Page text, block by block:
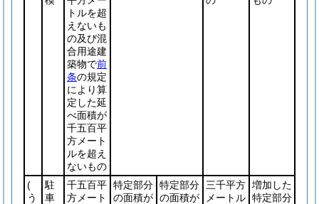
トルを超
えないも
の及び混
合用途建
築物で前
条の規定
により算
定した延
べ面積が
千五百平
方メート
ルを超え
ないもの
(
う
駐
車
千五百平
方メート
特定部分
の面積が
特定部分
の面積が
三千平方
メートル
増加した
特定部分